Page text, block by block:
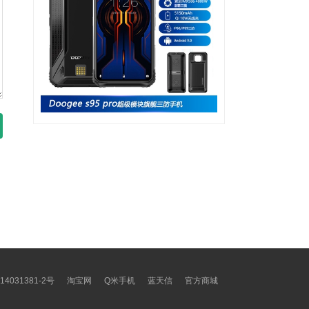
官方商城
蓝天信
Q米手机
淘宝网
2号